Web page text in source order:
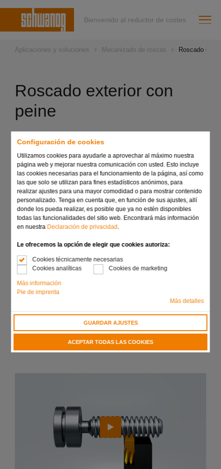
Configuración de cookies
Utilizamos cookies para ayudarle a aprovechar al máximo nuestra
página web y mejorar nuestra comunicación con usted. Esto incluye
las cookies necesarias para el funcionamiento de la página, así como
las que solo se utilizan para fines estadísticos anónimos, para
realizar ajustes para una mayor comodidad o para mostrar contenido
personalizado. Tenga en cuenta que, en función de sus ajustes, allí
donde los pueda realizar, es posible que ya no estén disponibles
todas las funcionalidades del sitio web. Encontrará más información
en nuestra Declaración de privacidad
Le ofrecemos la opción de elegir que cookies autoriza:
Cookies técnicamente necesarias
Cookies analíticas
Cookies de marketing
Más información
Pie de imprenta
Más detalles
GUARDAR AJUSTES
ACEPTAR TODAS LAS COOKIES
Bienvenido al reductor de costes
Aplicaciones y soluciones Mecanizado de roscas Roscado
Roscado exterior con
peine
Datos técnicos generales:
Peine para roscas estándar y especiales con uno y
varios filetes
Diseño específico del peine según la herramienta, con
peine de dientes de preparación y acabado en un solo
corte
Herramienta de peine en todas las versiones que se
desee, como roscas circulares y semicirculares,
trapezoidales o de sierra
En caso de roscas grandes, reducción sustancial de
tiempo y costes gracias al peine con varios dientes
Significativo aumento de la vida útil mediante el empleo
de tipos de metal duro y revestimientos óptimos
Disponible en todas las formas y tamaños de soporte
Enviar solicitud